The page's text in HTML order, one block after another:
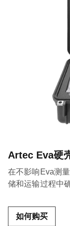
Artec Eva硬
在不影响Eva测
储和运输过程中
如何购买